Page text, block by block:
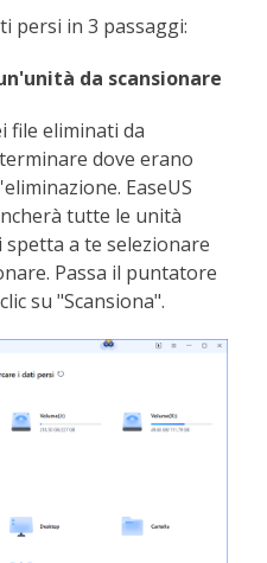
persi in 3 passaggi:
da scansionare
file eliminati da
dove erano
EaseUS
tutte le unità
spetta a te selezionare
Passa il puntatore
su "Scansiona".